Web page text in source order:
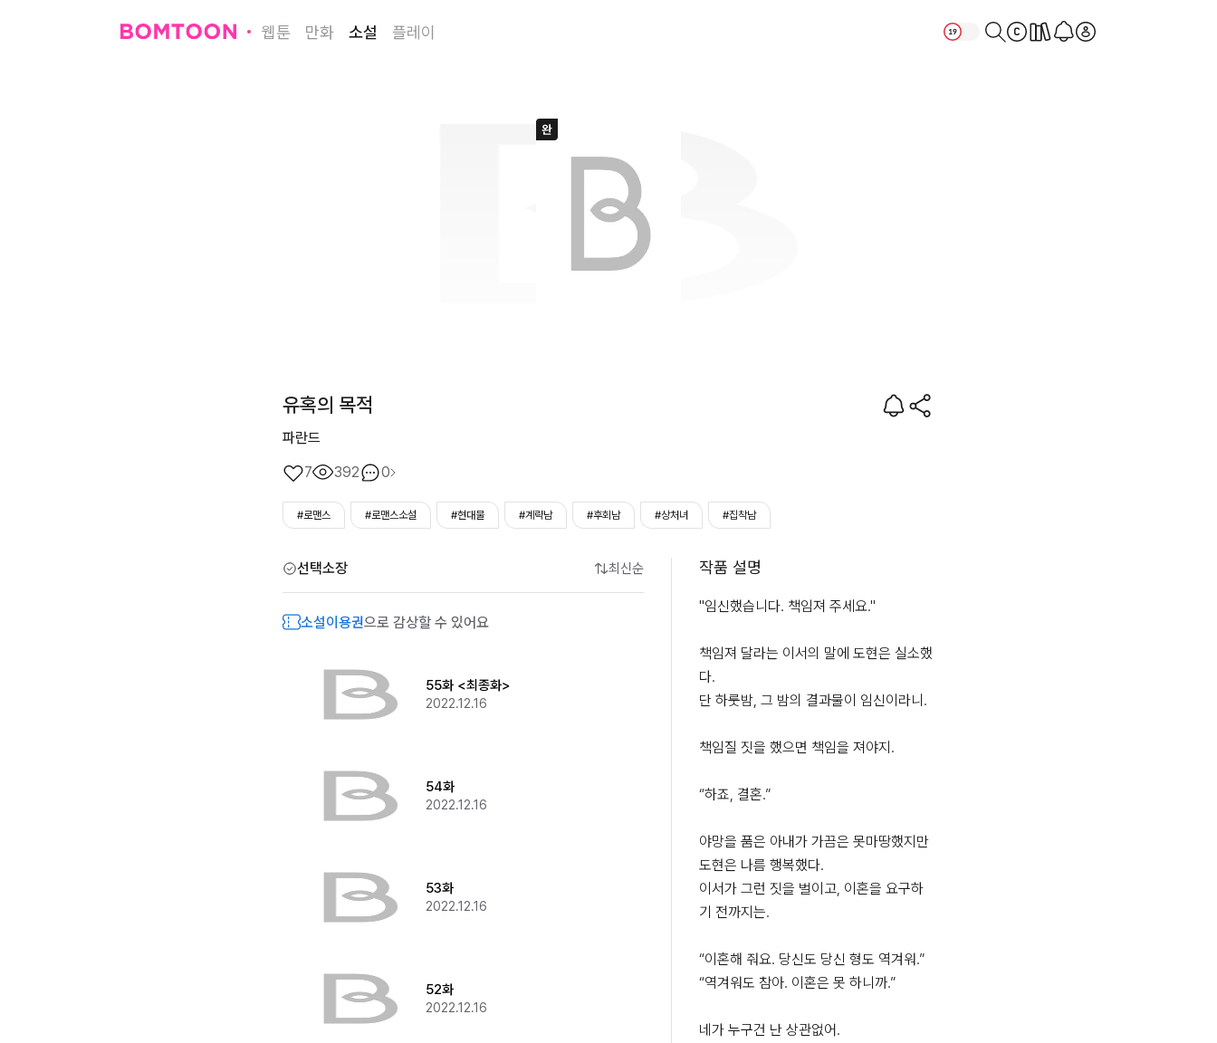
웹툰 만화 소설 플레이
유혹의 목적
파란드
7
392 0
#로맨스 #로맨스소설 #현대물 #계략남 #후회남 #상처녀 #집착남
선택소장 최신순
소설이용권으로 감상할 수 있어요
55화 <최종화>
2022.12.16
54화
2022.12.16
53화
2022.12.16
52화
2022.12.16
작품 설명
"임신했습니다. 책임져 주세요."
책임져 달라는 이서의 말에 도현은 실소했
다.
단 하룻밤, 그 밤의 결과물이 임신이라니.
책임질 짓을 했으면 책임을 져야지.
“하죠, 결혼.”
야망을 품은 아내가 가끔은 못마땅했지만
도현은 나름 행복했다.
이서가 그런 짓을 벌이고, 이혼을 요구하
기 전까지는.
“이혼해 줘요. 당신도 당신 형도 역겨워.”
“역겨워도 참아. 이혼은 못 하니까.”
네가 누구건 난 상관없어.